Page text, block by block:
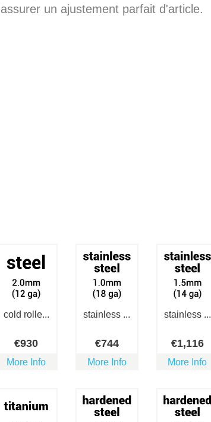
un ajustement parfait d'article.
cold rolle...
€930
More Info
stainless ...
€744
More Info
stainless ...
€1,116
More Info